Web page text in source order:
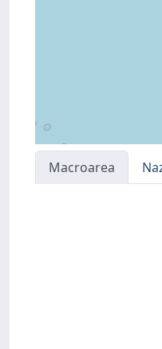
Macroarea